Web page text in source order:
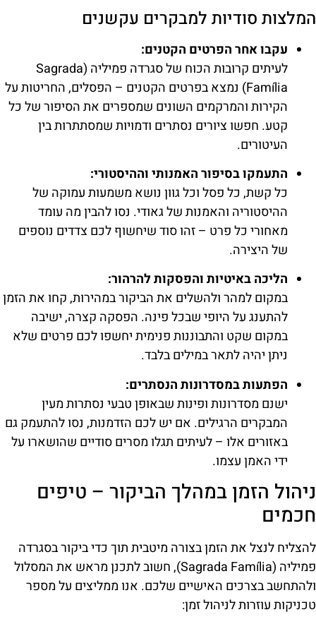
המלצות סודיות למבקרים עקשנים
עקבו אחר הפרטים הקטנים:
לעיתים קרובות הכוח של סגרדה פמיליה (Sagrada
Família) נמצא בפרטים הקטנים – הפסלים, החריטות על
הקירות והמרקמים השונים שמספרים את הסיפור של כל
קטע. חפשו ציורים נסתרים ודמויות שמסתתרות בין
העיטורים.
התעמקו בסיפור האמנותי וההיסטורי:
כל קשת, כל פסל וכל גוון נושא משמעות עמוקה של
ההיסטוריה והאמנות של גאודי. נסו להבין מה עומד
מאחורי כל פרט – זהו סוד שיחשוף לכם צדדים נוספים
של היצירה.
הליכה באיטיות והפסקות להרהור:
במקום למהר ולהשלים את הביקור במהירות, קחו את הזמן
להתענג על היופי שבכל פינה. הפסקה קצרה, ישיבה
במקום שקט והתבוננות פנימית יחשפו לכם פרטים שלא
ניתן יהיה לתאר במילים בלבד.
הפתעות במסדרונות הנסתרים:
ישנם מסדרונות ופינות שבאופן טבעי נסתרות מעין
המבקרים הרגילים. אם יש לכם הזדמנות, נסו להתעמק גם
באזורים אלו – לעיתים תגלו מסרים סודיים שהושארו על
ידי האמן עצמו.
ניהול הזמן במהלך הביקור – טיפים
חכמים
להצליח לנצל את הזמן בצורה מיטבית תוך כדי ביקור בסגרדה
פמיליה (Sagrada Família), חשוב לתכנן מראש את המסלול
ולהתחשב בצרכים האישיים שלכם. אנו ממליצים על מספר
טכניקות עוזרות לניהול זמן: